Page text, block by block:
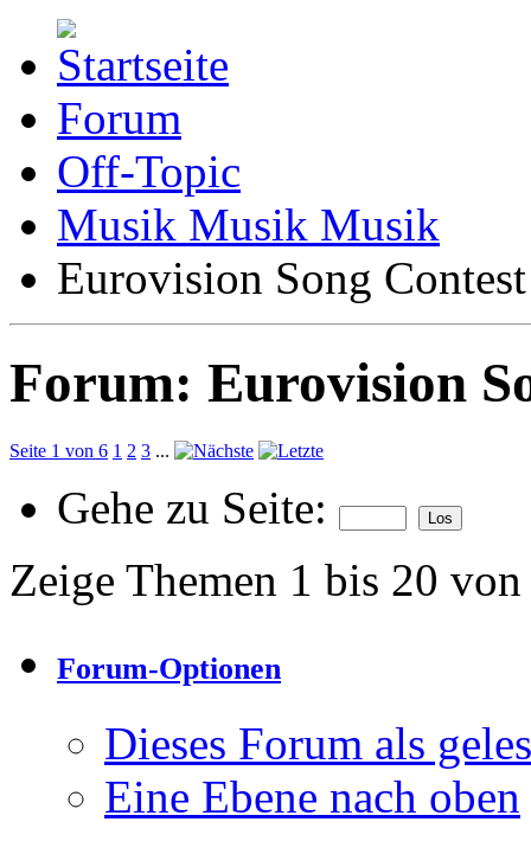
Forum
Off-Topic
Musik Musik Musik
Eurovision Song Contest
Forum: Eurovision
Seite 1 von 6 1 2 3 ...
Gehe zu Seite:
Zeige Themen 1 bis 20
Forum-Optionen
Dieses Forum als
Eine Ebene nach oben